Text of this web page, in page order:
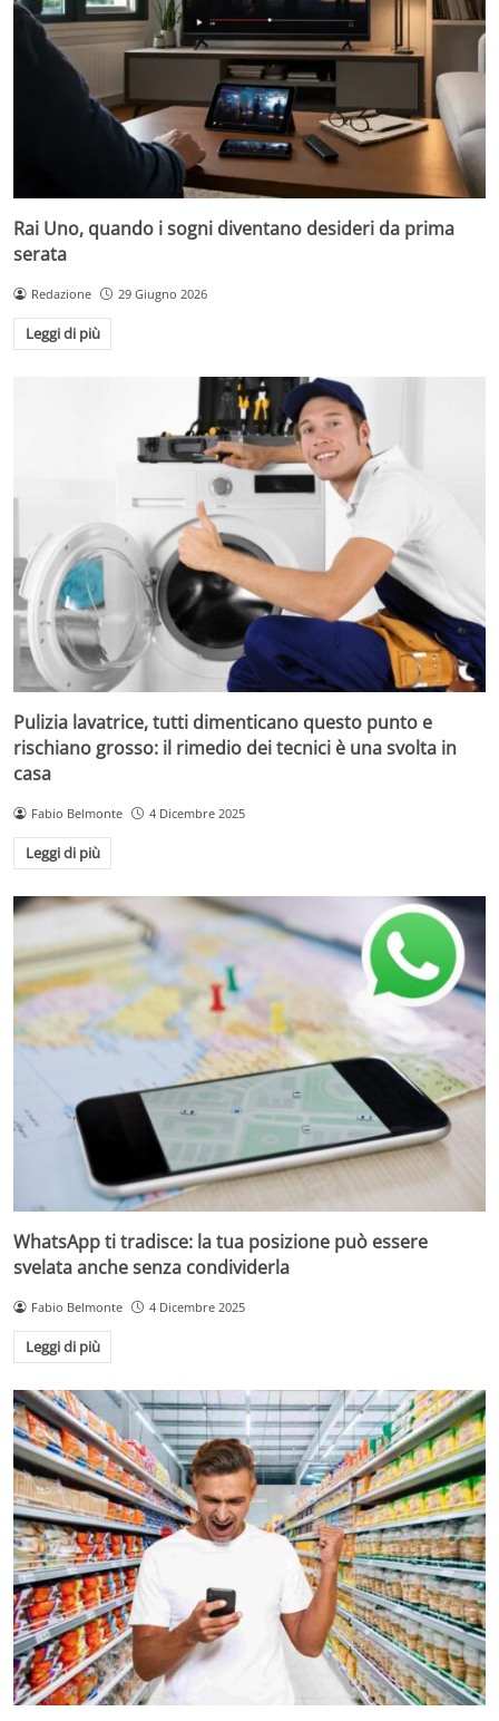
Rai Uno, quando i sogni diventano desideri da prima
serata
Redazione 29 Giugno 2026
Leggi di più
Pulizia lavatrice, tutti dimenticano questo punto e
rischiano grosso: il rimedio dei tecnici è una svolta in
casa
Fabio Belmonte 4 Dicembre 2025
Leggi di più
WhatsApp ti tradisce: la tua posizione può essere
svelata anche senza condividerla
Fabio Belmonte 4 Dicembre 2025
Leggi di più